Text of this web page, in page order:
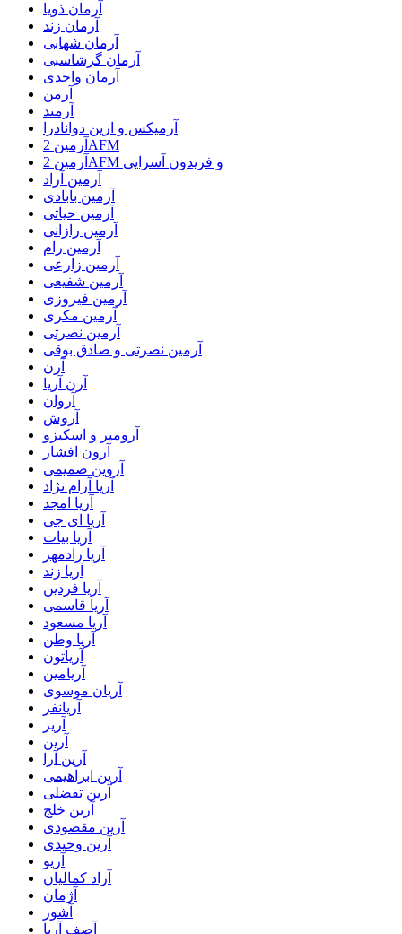
آرمان ذویا
آرمان زند
آرمان شهابی
آرمان گرشاسبی
آرمان واحدی
آرمن
آرمند
آرمیکس و ارین دوانادرا
آرمین 2AFM
آرمین 2AFM و فریدون آسرایی
آرمین آراد
آرمین بابادی
آرمین حیاتی
آرمین رازانی
آرمین رام
آرمین زارعی
آرمین شفیعی
آرمین فیروزی
آرمین مکری
آرمین نصرتی
آرمین نصرتی و صادق بوقی
آرن
آرن آریا
آروان
آروش
آرومیر و اسکیزو
آرون افشار
آروین صمیمی
آریا آرام نژاد
آریا امجد
آریا ای جی
آریا بیات
آریا رادمهر
آریا زند
آریا فردین
آریا قاسمی
آریا مسعود
آریا وطن
آریاتون
آریامین
آریان موسوی
آریانفر
آریز
آرین
آرین آرا
آرین ابراهیمی
آرین تفضلی
آرین خلج
آرین مقصودی
آرین وحیدی
آریو
آزاد کمالیان
آژمان
آشور
آصف آریا